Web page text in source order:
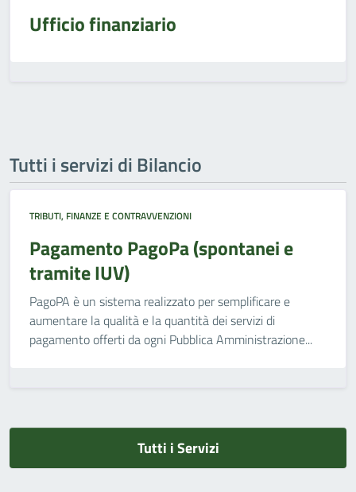
Ufficio finanziario
Tutti i servizi di Bilancio
TRIBUTI, FINANZE E CONTRAVVENZIONI
Pagamento PagoPa (spontanei e
tramite IUV)
PagoPA è un sistema realizzato per semplificare e
aumentare la qualità e la quantità dei servizi di
pagamento offerti da ogni Pubblica Amministrazione...
Tutti i Servizi